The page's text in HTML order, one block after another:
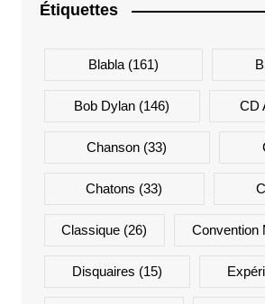
Étiquettes
Blabla(161)
Bob Dylan (146) CD
Chanson (33)
Chatons (33)
Classique (26) Convention
Disquaires (15)